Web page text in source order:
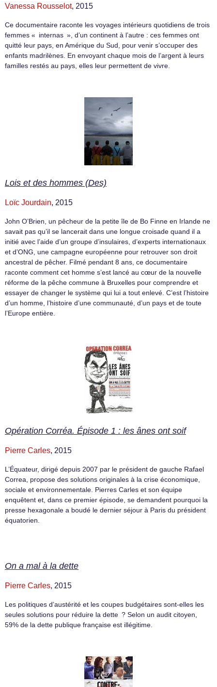
Vanessa Rousselot, 2015
Ce documentaire raconte les voyages intérieurs quotidiens de trois
femmes « internas », d’un continent à l’autre : ces femmes ont
quitté leur pays, en Amérique du Sud, pour venir s’occuper des
enfants madrilènes. En envoyant chaque mois de l’argent à leurs
familles restés au pays, elles leur permettent de vivre.
Lois et des hommes (Des)
Loïc Jourdain, 2015
John O’Brien, un pêcheur de la petite île de Bo Finne en Irlande ne
savait pas qu’il se lancerait dans une longue croisade quand il a
initié avec l’aide d’un groupe d’insulaires, d’experts internationaux
et d’ONG, une campagne européenne pour retrouver son droit
ancestral de pêcher. Filmé pendant 8 ans, ce documentaire
raconte comment cet homme s’est lancé au cœur de la nouvelle
réforme de la pêche commune à Bruxelles pour comprendre et
essayer de changer le système qui lui a tout enlevé. C’est l’histoire
d’un homme, l’histoire d’une communauté, d’un pays et de toute
l’Europe entière.
Opération Corréa. Épisode 1 : les ânes ont soif
Pierre Carles, 2015
L’Équateur, dirigé depuis 2007 par le président de gauche Rafael
Correa, propose des solutions originales à la crise économique,
sociale et environnementale. Pierres Carles et son équipe
enquêtent et, dans ce premier épisode, se demandent pourquoi la
presse hexagonale a boudé le dernier séjour à Paris du président
équatorien.
On a mal à la dette
Pierre Carles, 2015
Les politiques d’austérité et les coupes budgétaires sont-elles les
seules solutions pour réduire la dette ? Selon un audit citoyen,
59% de la dette publique française est illégitime.